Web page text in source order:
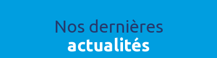
Nos dernières
actualités